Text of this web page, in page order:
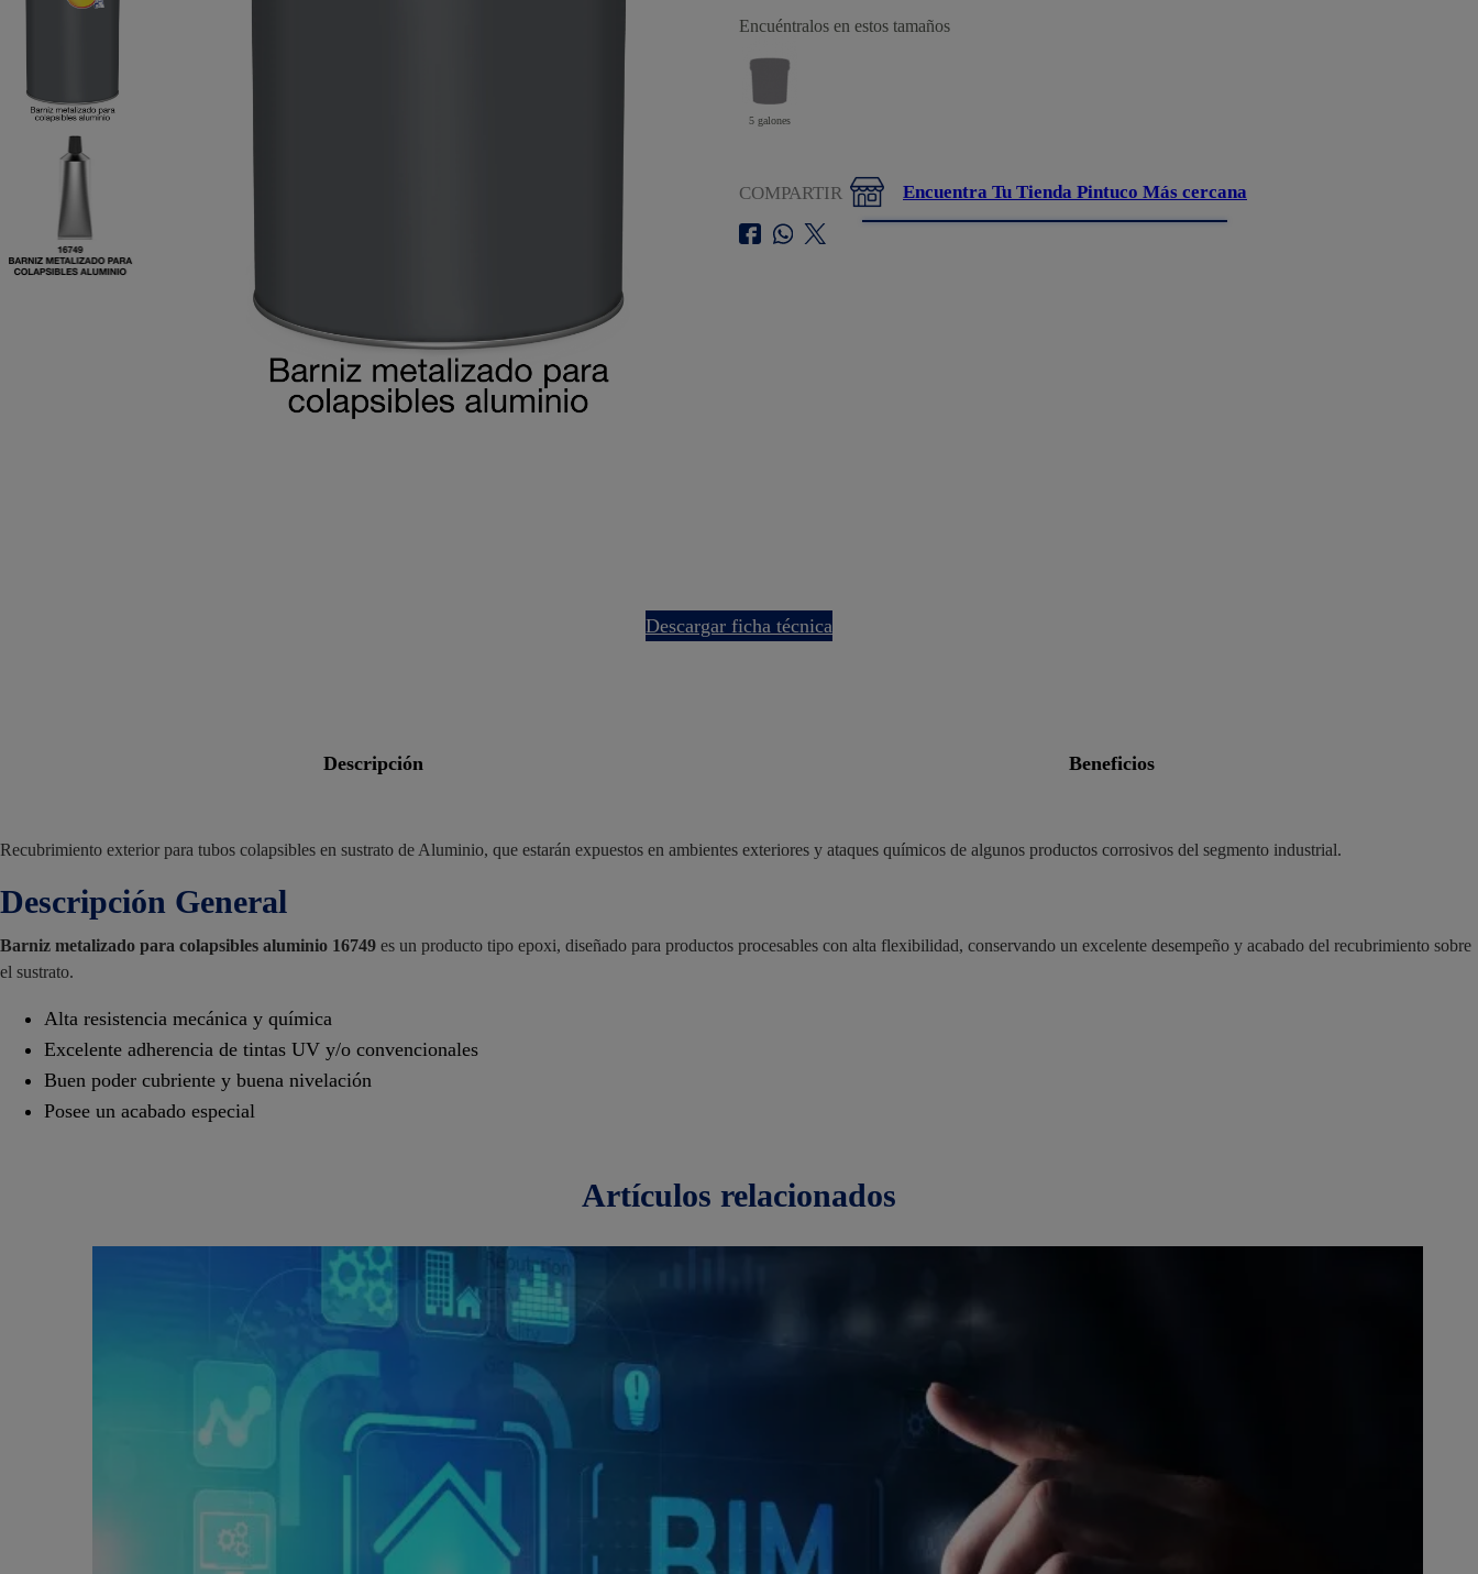
Encuéntralos en estos tamaños
5 galones
COMPARTIR Encuentra Tu Tienda Pintuco Más cercana
descargar ficha técnica
descripción beneficios
Recubrimiento exterior para tubos colapsibles en sustrato de Aluminio, que estarán expuestos en ambientes exteriores y ataques químicos de algunos productos corrosivos del segmento industrial.
Descripción General
Barniz metalizado para colapsibles aluminio 16749 es un producto tipo epoxi, diseñado para productos procesables con alta flexibilidad, conservando un excelente desempeño y acabado del recubrimiento sobre
el sustrato.
Alta resistencia mecánica y química
Excelente adherencia de tintas UV y/o convencionales
Buen poder cubriente y buena nivelación
Posee un acabado especial
artículos relacionados